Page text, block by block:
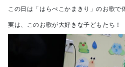
この日は「はらぺこかまきり」のお歌
実は、このお歌が大好きな子どもたち！